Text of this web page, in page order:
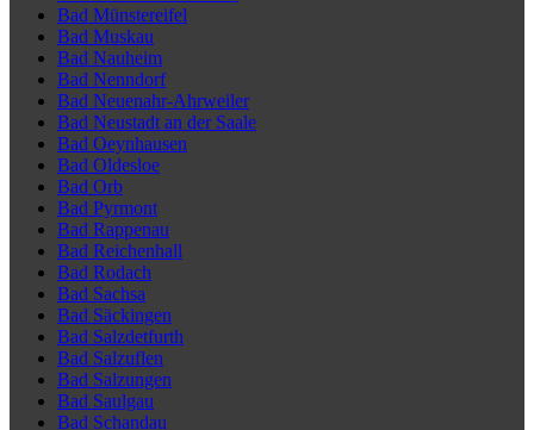
Bad Münstereifel
Bad Muskau
Bad Nauheim
Bad Nenndorf
Bad Neuenahr-Ahrweiler
Bad Neustadt an der Saale
Bad Oeynhausen
Bad Oldesloe
Bad Orb
Bad Pyrmont
Bad Rappenau
Bad Reichenhall
Bad Rodach
Bad Sachsa
Bad Säckingen
Bad Salzdetfurth
Bad Salzuflen
Bad Salzungen
Bad Saulgau
Bad Schandau